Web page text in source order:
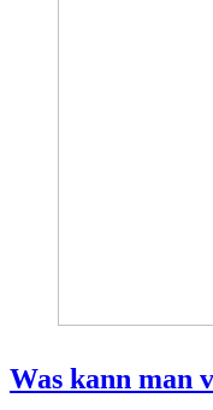
Was kann man